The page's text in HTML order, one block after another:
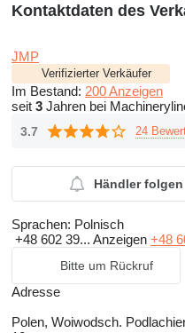
Kontaktdaten des
JMP
Verifizierter Verkäufer
Im Bestand: 200 Anzeigen
seit 3 Jahren bei
3.7 24
Händler folgen
Sprachen: Polnisch
+48 602 39... Anzeigen +48
Bitte um Rückruf
Adresse
Polen, Woiwodsch.